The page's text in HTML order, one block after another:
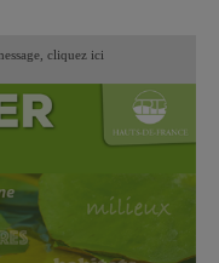
cliquez ici